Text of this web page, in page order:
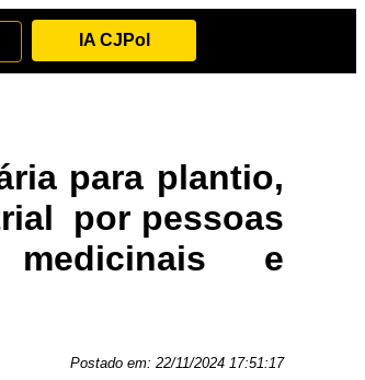
IA CJPol
para plantio,
por pessoas
e
Postado em: 22/11/2024 17:51:17